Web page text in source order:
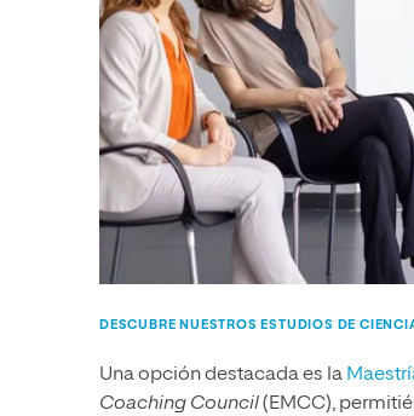
DESCUBRE NUESTROS ESTUDIOS DE
Una opción destacada es la
Coaching Council(EMCC),